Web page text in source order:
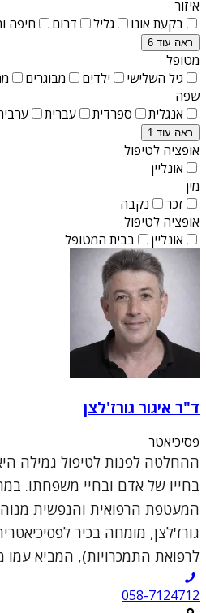
איזור
בקעת אונו
גליל דרום חיפה
ראה עוד 6
מטופל
גיל השלישי
ילדים מבוגרים
שפה
אנגלית
ספרדית עברית
ראה עוד 1
אופציה לטיפול
אונליין
מין
זכר
נקבה
אופציה לטיפול
אונליין
בבית המטופל
ד"ר איגור גורז'לצן
פסיכיאטר
ההחלטה לפנות לטיפול גמילה
בחייו של אדם ובחיי משפחתו.
המעטפת הרפואית והנפשית
גורז'לצן, מומחה בכיר
לרפואת התמכרויות), המביא עמו מעל ל-17
058-7124712